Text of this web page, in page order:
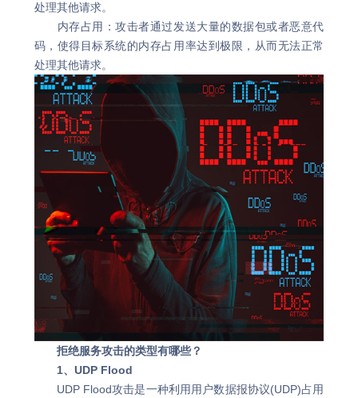
处理其他请求。
内存占用：攻击者通过发送大量的数据包或者恶意代
码，使得目标系统的内存占用率达到极限，从而无法正常
处理其他请求。
拒绝服务攻击的类型有哪些？
1、UDP Flood
UDP Flood攻击是一种利用用户数据报协议(UDP)占用